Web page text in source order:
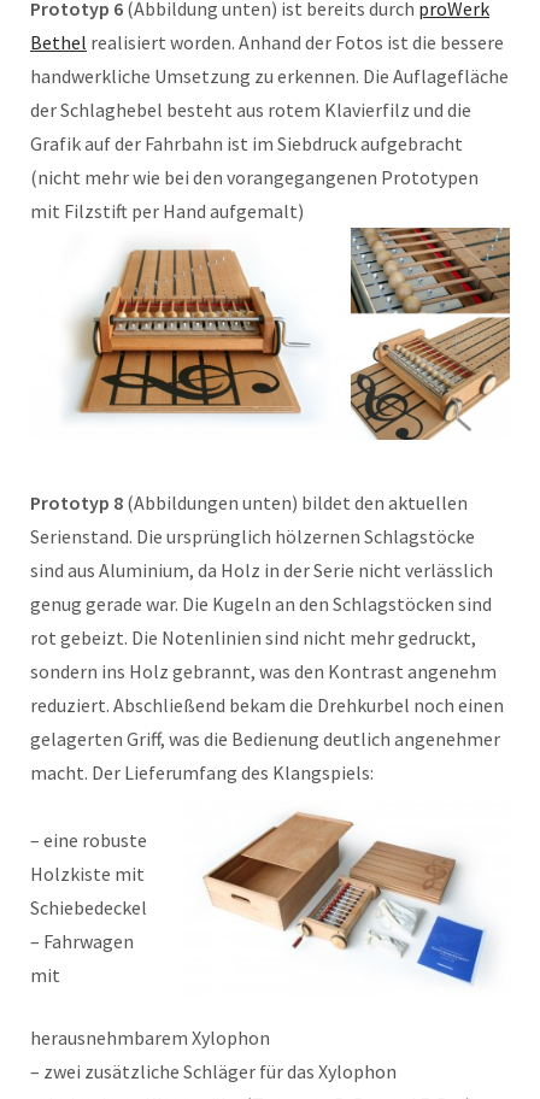
Prototyp 6 (Abbildung unten) ist bereits durch proWerk
Bethel realisiert worden. Anhand der Fotos ist die bessere
handwerkliche Umsetzung zu erkennen. Die Auflagefläche
der Schlaghebel besteht aus rotem Klavierfilz und die
Grafik auf der Fahrbahn ist im Siebdruck aufgebracht
(nicht mehr wie bei den vorangegangenen Prototypen
mit Filzstift per Hand aufgemalt)
Prototyp 8 (Abbildungen unten) bildet den aktuellen
Serienstand. Die ursprünglich hölzernen Schlagstöcke
sind aus Aluminium, da Holz in der Serie nicht verlässlich
genug gerade war. Die Kugeln an den Schlagstöcken sind
rot gebeizt. Die Notenlinien sind nicht mehr gedruckt,
sondern ins Holz gebrannt, was den Kontrast angenehm
reduziert. Abschließend bekam die Drehkurbel noch einen
gelagerten Griff, was die Bedienung deutlich angenehmer
macht. Der Lieferumfang des Klangspiels:
– eine robuste
Holzkiste mit
Schiebedeckel
– Fahrwagen
mit
herausnehmbarem Xylophon
– zwei zusätzliche Schläger für das Xylophon